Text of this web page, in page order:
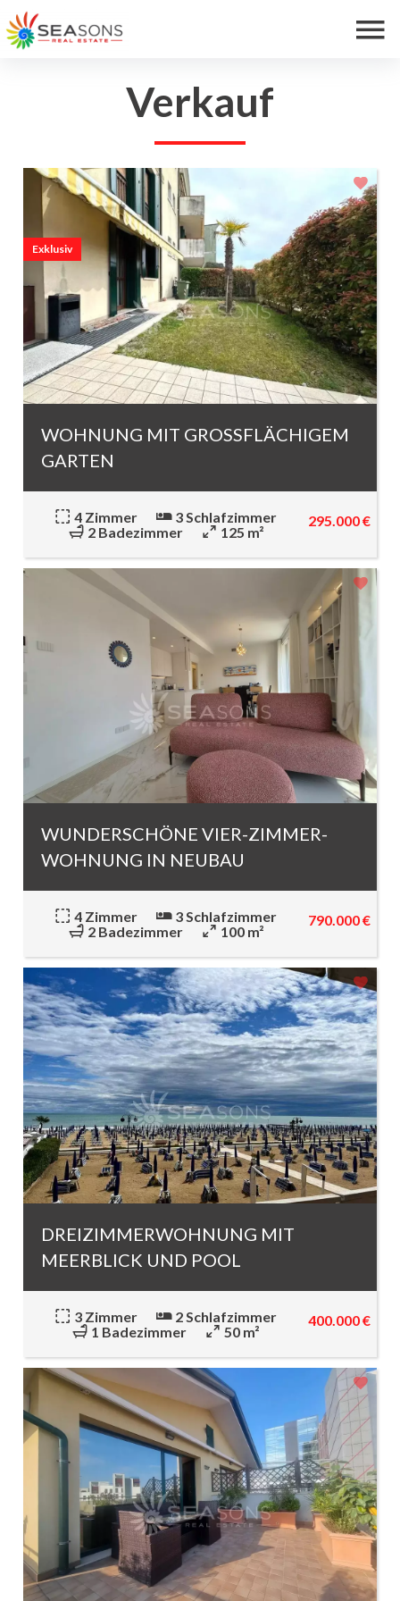
Verkauf
WOHNUNG MIT GROSSFLÄCHIGEM G
ARTEN
4 Zimmer
3 Schlafzimmer
2 Badezimmer
125 m²
295.000 €
Exklusiv
WUNDERSCHÖNE VIER-ZIMMER-
WOHNUNG IN NEUBAU
4 Zimmer
3 Schlafzimmer
2 Badezimmer
100 m²
790.000 €
DREIZIMMERWOHNUNG MIT
MEERBLICK UND POOL
3 Zimmer
2 Schlafzimmer
1 Badezimmer
50 m²
400.000 €